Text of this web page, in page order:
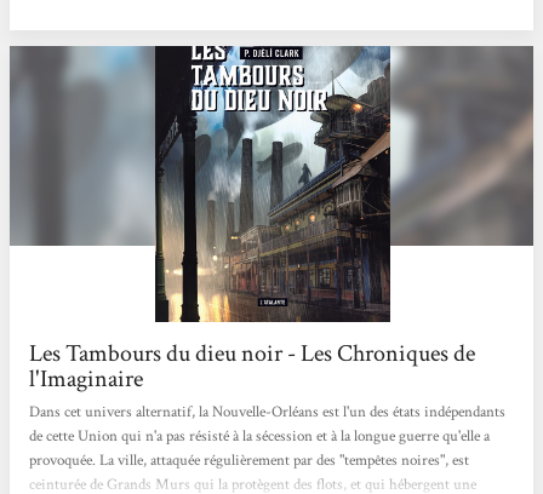
savoir le saluer et...
Les Tambours du dieu noir - Les Chroniques de
l'Imaginaire
Dans cet univers alternatif, la Nouvelle-Orléans est l'un des états indépendants
de cette Union qui n'a pas résisté à la sécession et à la longue guerre qu'elle a
provoquée. La ville, attaquée régulièrement par des "tempêtes noires", est
ceinturée de Grands Murs qui la protègent des flots, et qui hébergent une